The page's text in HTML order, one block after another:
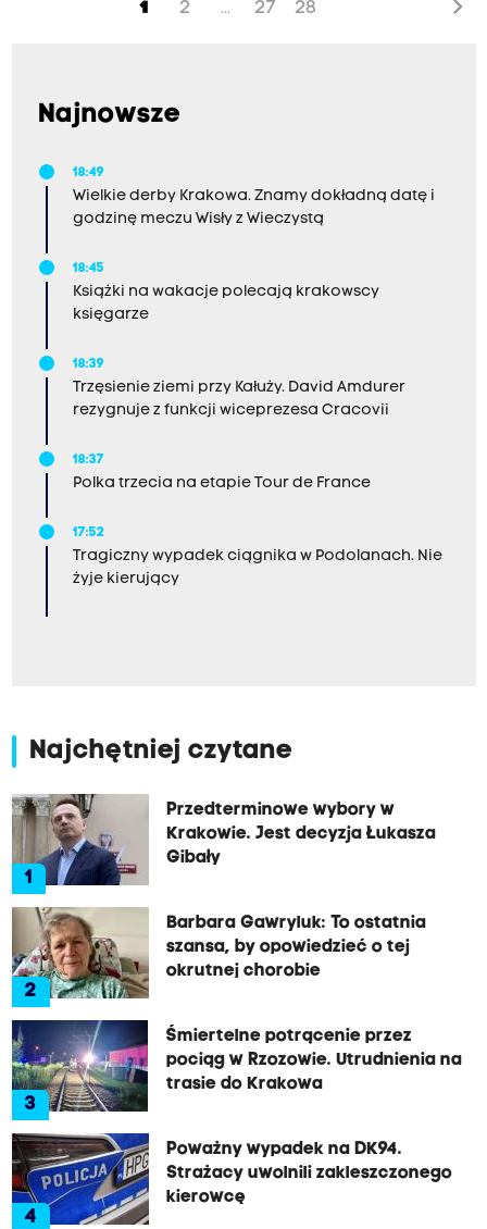
spokojnie spać, otworzyć okna, a moje malutkie
1 2 ... 27 28 chevron_right
Najnowsze
18:49
Wielkie derby Krakowa. Znamy dokładną datę i
godzinę meczu Wisły z Wieczystą
18:45
Książki na wakacje polecają krakowscy
księgarze
18:39
Trzęsienie ziemi przy Kałuży. David Amdurer
rezygnuje z funkcji wiceprezesa Cracovii
18:37
Polka trzecia na etapie Tour de France
17:52
Tragiczny wypadek ciągnika w Podolanach. Nie
żyje kierujący
Najchętniej czytane
1
Przedterminowe wybory w
Krakowie. Jest decyzja Łukasza
Gibały
2
Barbara Gawryluk: To ostatnia
szansa, by opowiedzieć o tej
okrutnej chorobie
3
Śmiertelne potrącenie przez
pociąg w Rzozowie. Utrudnienia na
trasie do Krakowa
4
Poważny wypadek na DK94.
Strażacy uwolnili zakleszczonego
kierowcę